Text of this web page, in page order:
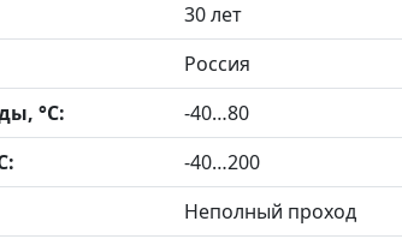
30 лет
Россия
°С:
-40…80
-40…200
Неполный проход